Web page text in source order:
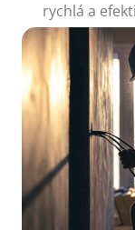
rychlá a
havárii